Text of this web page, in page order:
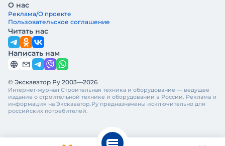
О нас
Реклама/О проекте
Пользовательское соглашение
Читать нас
Написать нам
© Экскаватор Ру 2003—2026
Интернет-журнал Строительная техника и оборудование — ведущее
издание о строительной технике и оборудовании в России. Реклама и
информация на Экскаватор.Ру предназначены исключительно для
российских потребителей.